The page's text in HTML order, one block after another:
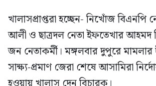
খালাসপ্রাপ্তরা হচ্ছেন- নিখোঁজ বিএনপি
আলী ও ছাত্রদল নেতা ইফতেখার আহমদ
জন নেতাকর্মী। মঙ্গলবার দুপুরে মামলার
সাক্ষ্য-প্রমাণ জেরা শেষে আসামিরা